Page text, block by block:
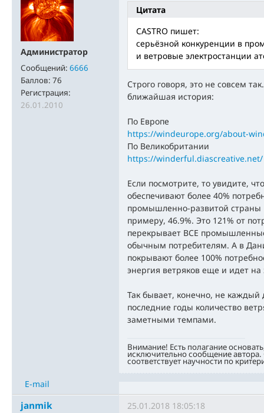
Администратор
Сообщений: 6666
Баллов: 76
Регистрация:
26.01.2010
Цитата
CASTRO пишет:
серьёзной конкуренции в
и ветровые электростанции
Строго говоря, это не совсем
ближайшая история:
По Европе
https://windeurope.org/about-
По Великобритании
https://winderful.diascreative.net/
Если посмотрите, то увидите,
обеспечивают более 40%
промышленно-развитой страны
примеру, 46.9%. Это 121% от
перекрывает ВСЕ
обычным потребителям. А в
покрывают более 100%
энергия ветряков еще и идет на
Так бывает, конечно, не
последние годы количество
заметными темпами.
Внимание! Есть полагание
исключительно сообщение
соответствует научности по
E-mail
janmik 25.01.2018 18:05:18